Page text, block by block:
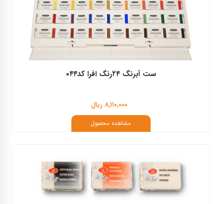
ست آبرنگ ۲۴رنگ افرا کد۰۴۴
۸,۱۱۰,۰۰۰ ریال
مشاهده محصول